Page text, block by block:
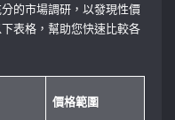
的市場調研，以發現性價
表格，幫助您快速比較各
價格範圍